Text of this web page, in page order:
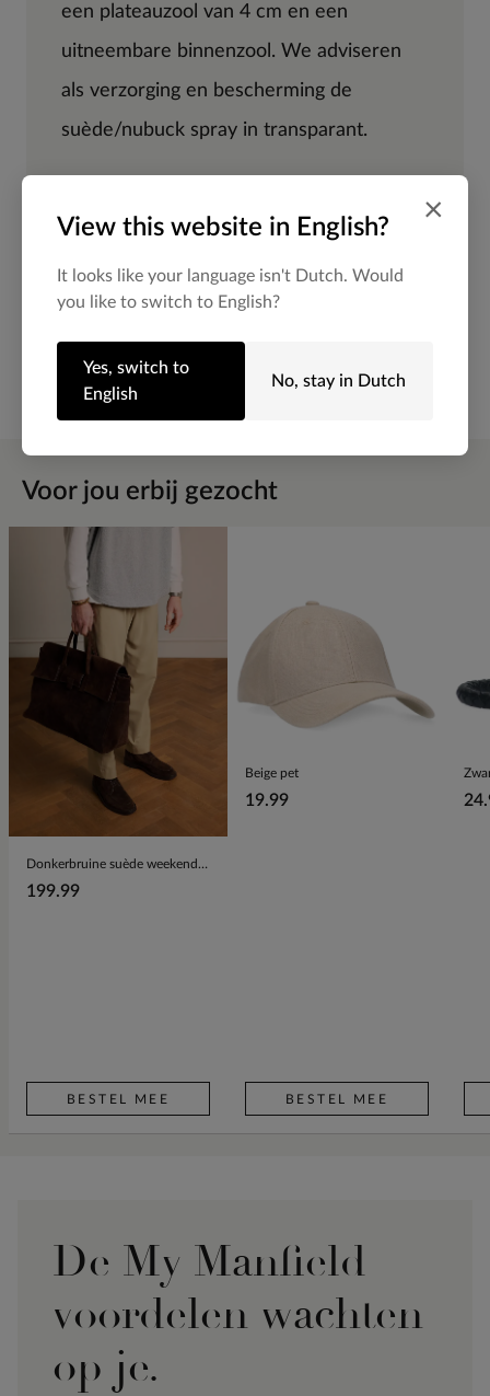
Voor jou erbij gezocht
Donkerbruine suède weekendtas
199.99
BESTEL MEE
Beige pet
19.99
BESTEL MEE
een plateauzool van 4 cm en een
uitneembare binnenzool. We adviseren
als verzorging en bescherming de
suède/nubuck spray in transparant.
Maattabel
Bezorgen & retour
De My Manfield
voordelen wachten
op je.
×
View this website in English?
It looks like your language isn't Dutch. Would
you like to switch to English?
Yes, switch to
English
No, stay in Dutch